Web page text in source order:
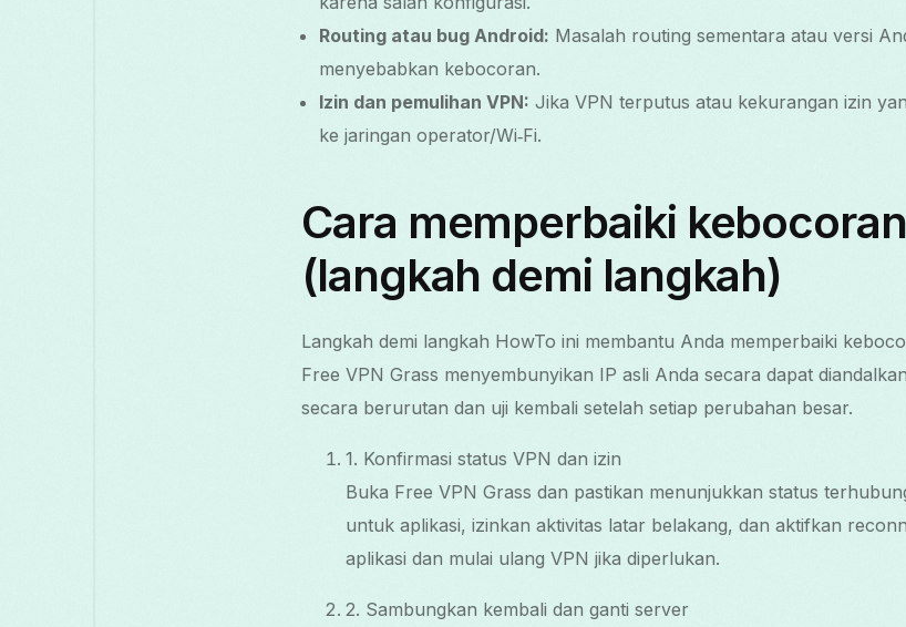
Routing atau bug Android: Masalah routing sementara atau versi
menyebabkan kebocoran.
Izin dan pemulihan VPN: Jika VPN terputus atau kekurangan izin
ke jaringan operator/Wi‑Fi.
Cara memperbaiki
(langkah demi langkah)
Langkah demi langkah HowTo ini membantu Anda memperbaiki
Free VPN Grass menyembunyikan IP asli Anda secara dapat
secara berurutan dan uji kembali setelah setiap perubahan besar.
1. Konfirmasi status VPN dan izin
Buka Free VPN Grass dan pastikan menunjukkan status
untuk aplikasi, izinkan aktivitas latar belakang, dan aktifkan
aplikasi dan mulai ulang VPN jika diperlukan.
2. Sambungkan kembali dan ganti server